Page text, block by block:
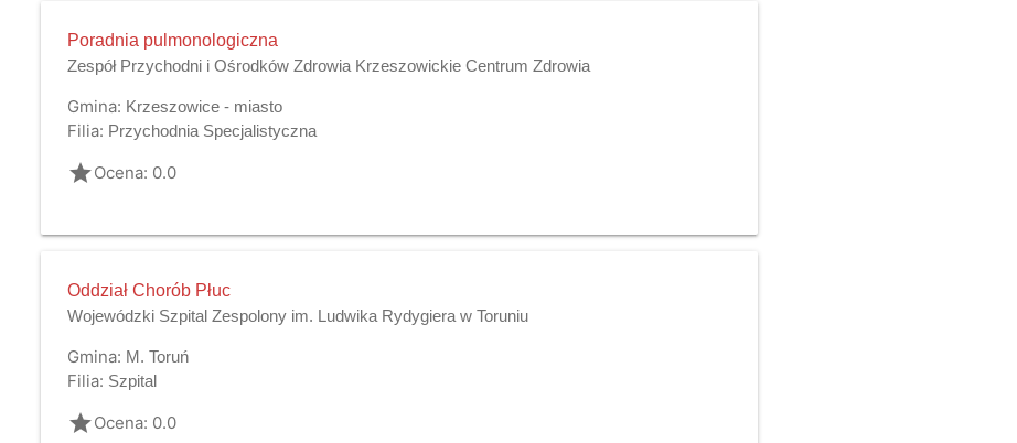
Poradnia pulmonologiczna
Zespół Przychodni i Ośrodków Zdrowia Krzeszowickie Centrum Zdrowia
Gmina: Krzeszowice - miasto
Filia: Przychodnia Specjalistyczna
gradeOcena: 0.0
Oddział Chorób Płuc
Wojewódzki Szpital Zespolony im. Ludwika Rydygiera w Toruniu
Gmina: M. Toruń
Filia: Szpital
gradeOcena: 0.0